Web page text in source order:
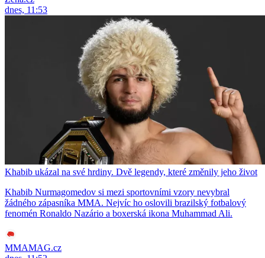
dnes, 11:53
Khabib ukázal na své hrdiny. Dvě legendy, které změnily jeho život
Khabib Nurmagomedov si mezi sportovními vzory nevybral
žádného zápasníka MMA. Nejvíc ho oslovili brazilský fotbalový
fenomén Ronaldo Nazário a boxerská ikona Muhammad Ali.
MMAMAG.cz